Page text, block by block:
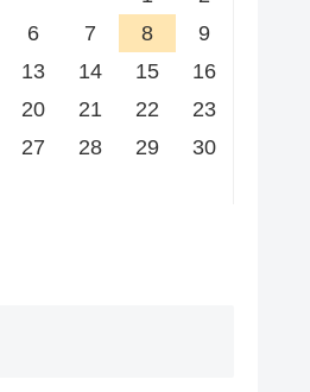
6 7 8
9
13 14 15
16
20 21 22
23
27 28 29
30